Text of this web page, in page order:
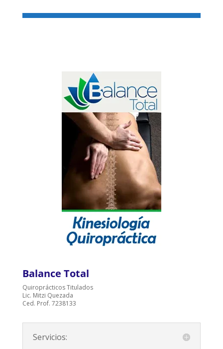
Balance Total
Quiroprácticos Titulados
Lic. Mitzi Quezada
Ced. Prof. 7238133
Servicios: